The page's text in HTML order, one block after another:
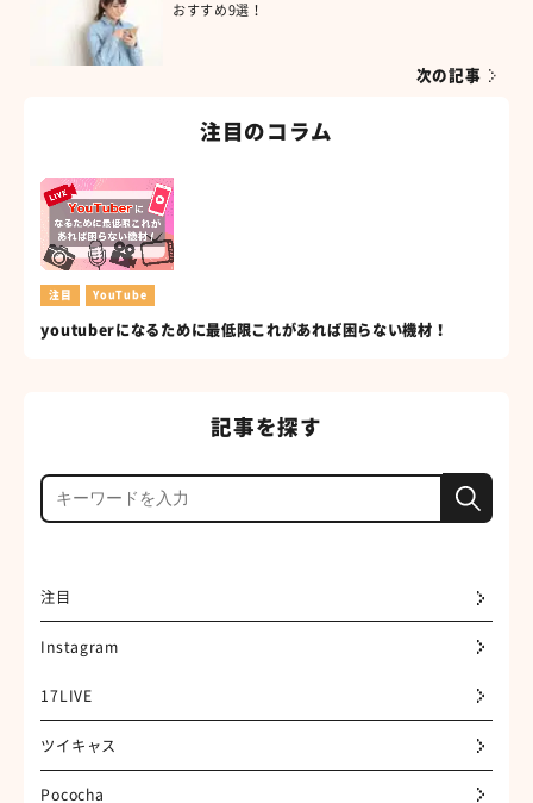
次の記事
おすすめ9選！
注目のコラム
注目 YouTube
youtuberになるために最低限これがあれば困らない機材！
記事を探す
注目
Instagram
17LIVE
ツイキャス
Pococha